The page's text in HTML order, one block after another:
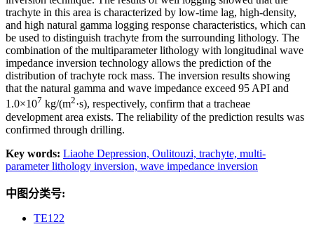
trachyte in this area is characterized by low-time lag, high-density,
and high natural gamma logging response characteristics, which can
be used to distinguish trachyte from the surrounding lithology. The
combination of the multiparameter lithology with longitudinal wave
impedance inversion technology allows the prediction of the
distribution of trachyte rock mass. The inversion results showing
that the natural gamma and wave impedance exceed 95 API and
1.0×107 kg/(m2·s), respectively, confirm that a tracheae
development area exists. The reliability of the prediction results was
confirmed through drilling.
Key words: Liaohe Depression, Oulitouzi, trachyte, multi-
parameter lithology inversion, wave impedance inversion
中图分类号:
TE122